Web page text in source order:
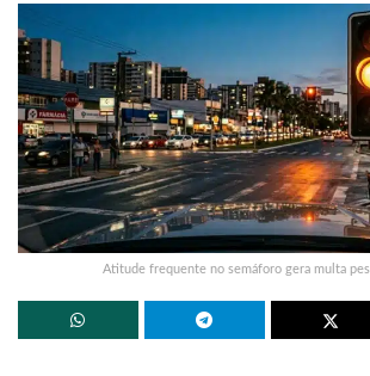
Atitude frequente no semáforo gera multa